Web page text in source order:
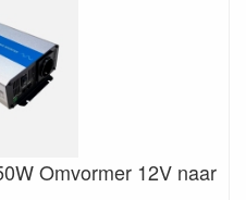
Omvormer 12V naar